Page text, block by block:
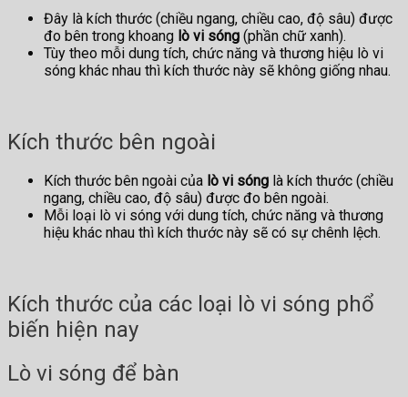
Đây là kích thước (chiều ngang, chiều cao, độ sâu) được
đo bên trong khoang lò vi sóng (phần chữ xanh).
Tùy theo mỗi dung tích, chức năng và thương hiệu lò vi
sóng khác nhau thì kích thước này sẽ không giống nhau.
Kích thước bên ngoài
Kích thước bên ngoài của lò vi sóng là kích thước (chiều
ngang, chiều cao, độ sâu) được đo bên ngoài.
Mỗi loại lò vi sóng với dung tích, chức năng và thương
hiệu khác nhau thì kích thước này sẽ có sự chênh lệch.
Kích thước của các loại lò vi sóng phổ
biến hiện nay
Lò vi sóng để bàn